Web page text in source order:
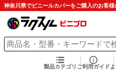
神奈川県でビニールカバーをご購入のお客様
製品カテゴリ ご利用ガイド